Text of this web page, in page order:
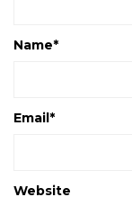
Name*
Email*
Website